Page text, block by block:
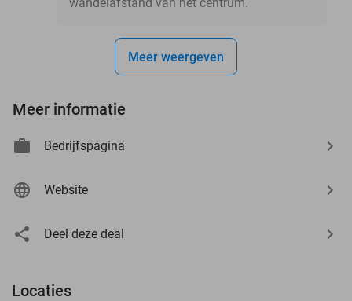
Meer weergeven
Meer informatie
Bedrijfspagina
Website
Deel deze deal
Locaties